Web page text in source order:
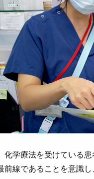
化学療法を受けている
前線であることを意識